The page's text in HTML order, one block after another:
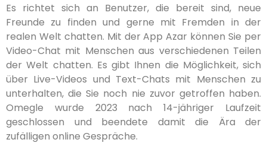
Es richtet sich an Benutzer, die bereit sind, neue
Freunde zu finden und gerne mit Fremden in der
realen Welt chatten. Mit der App Azar können Sie per
Video-Chat mit Menschen aus verschiedenen Teilen
der Welt chatten. Es gibt Ihnen die Möglichkeit, sich
über Live-Videos und Text-Chats mit Menschen zu
unterhalten, die Sie noch nie zuvor getroffen haben.
Omegle wurde 2023 nach 14-jähriger Laufzeit
geschlossen und beendete damit die Ära der
zufälligen online Gespräche.